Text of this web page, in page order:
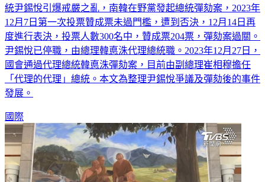
統尹錫悅引爆戒嚴之亂，南韓在野黨發起總統彈劾案，2023年
12月7日第一次投票贊成票未過門檻，遭到否決，12月14日再
度進行表決，投票人數300名中，贊成票204票，彈劾案過關。
尹錫悅已停職，由總理韓悳洙代理總統職。2023年12月27日，
國會通過代理總統韓悳洙彈劾案，目前由副總理崔相穆擔任
「代理的代理」總統。本文為整理尹錫悅爭議及彈劾後的事件
發展。
國際